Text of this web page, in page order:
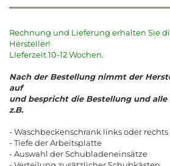
Rechnung und Lieferung erhalten Sie
Hersteller!
LIeferzeit 10-12 Wochen.
Nach der Bestellung nimmt der
auf
und bespricht die Bestellung und
z.B.
- Waschbeckenschrank links oder rechts
- Tiefe der Arbeitsplatte
- Auswahl der Schubladeneinsätze